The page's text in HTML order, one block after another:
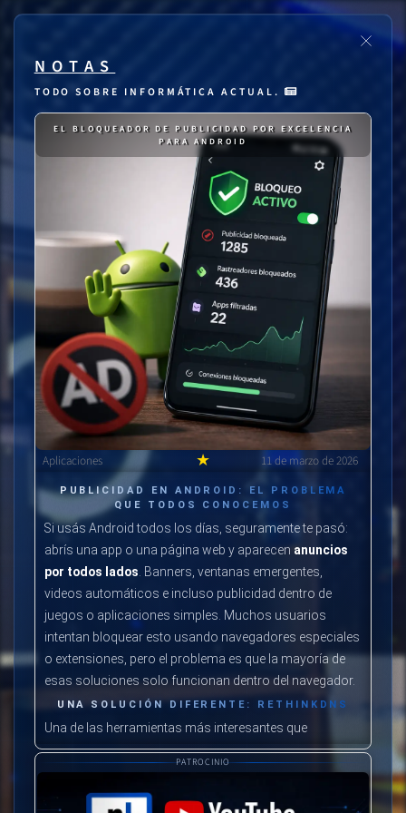
NOTAS
TODO SOBRE INFORMÁTICA ACTUAL.
EL BLOQUEADOR DE PUBLICIDAD POR EXCELENCIA
PARA ANDROID
Aplicaciones ★ 11 de marzo de 2026
PUBLICIDAD EN ANDROID: EL PROBLEMA
QUE TODOS CONOCEMOS
Si usás Android todos los días, seguramente te pasó:
abrís una app o una página web y aparecen anuncios
por todos lados. Banners, ventanas emergentes,
videos automáticos e incluso publicidad dentro de
juegos o aplicaciones simples. Muchos usuarios
intentan bloquear esto usando navegadores especiales
o extensiones, pero el problema es que la mayoría de
esas soluciones solo funcionan dentro del navegador.
UNA SOLUCIÓN DIFERENTE: RETHINKDNS
Una de las herramientas más interesantes que
descubrimos recientemente esRethinkDNS. Se trata de
una aplicación open-source que funciona como un
firewall y bloqueador de publicidad a nivel de sistema
PATROCINIO